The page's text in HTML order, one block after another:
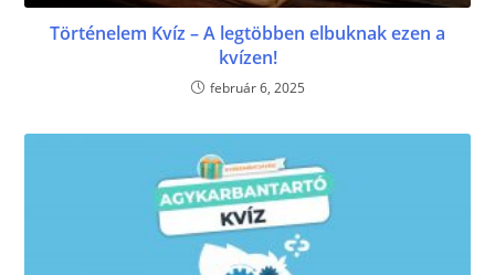
Történelem Kvíz – A legtöbben elbuknak ezen a
kvízen!
február 6, 2025